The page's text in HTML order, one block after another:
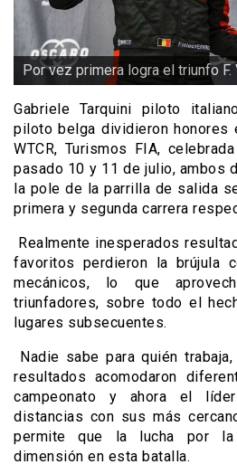
Por vez primera logra el triunfo F.
Gabriele Tarquini piloto
piloto belga dividieron honores
WTCR, Turismos FIA,
pasado 10 y 11 de julio, ambos
la pole de la parrilla de salida
primera y segunda carrera
Realmente inesperados
favoritos perdieron la brújula
mecánicos, lo que
triunfadores, sobre todo el
lugares subsecuentes.
Nadie sabe para quién
resultados acomodaron
campeonato y ahora el
distancias con sus más
permite que la lucha por la
dimensión en esta batalla.